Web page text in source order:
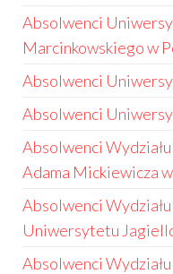
Absolwenci
Marcinkowskiego w
Absolwenci
Absolwenci
Absolwenci
Adama Mickiewicza
Absolwenci
Uniwersytetu
Absolwenci